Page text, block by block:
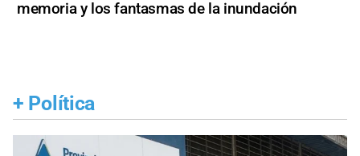
memoria y los fantasmas de la inundación
+ Política